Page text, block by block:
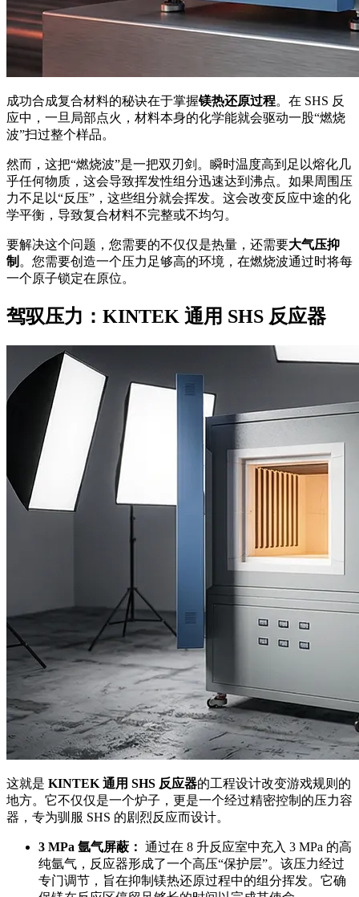
成功合成复合材料的秘诀在于掌握镁热还原过程。在 SHS 反
应中，一旦局部点火，材料本身的化学能就会驱动一股“燃烧
波”扫过整个样品。
然而，这把“燃烧波”是一把双刃剑。瞬时温度高到足以熔化几
乎任何物质，这会导致挥发性组分迅速达到沸点。如果周围压
力不足以“反压”，这些组分就会挥发。这会改变反应中途的化
学平衡，导致复合材料不完整或不均匀。
要解决这个问题，您需要的不仅仅是热量，还需要大气压抑
制 。您需要创造一个压力足够高的环境，在燃烧波通过时将每
一个原子锁定在原位。
驾驭压力：KINTEK 通用 SHS 反应器
这就是 KINTEK 通用 SHS 反应器的工程设计改变游戏规则的
地方。它不仅仅是一个炉子，更是一个经过精密控制的压力容
器，专为驯服 SHS 的剧烈反应而设计。
3 MPa 氩气屏蔽： 通过在 8 升反应室中充入 3 MPa 的高
纯氩气，反应器形成了一个高压“保护层”。该压力经过
专门调节，旨在抑制镁热还原过程中的组分挥发。它确